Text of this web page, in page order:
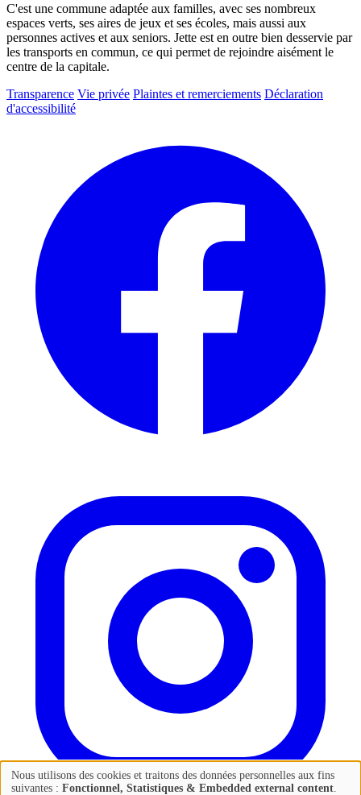
C'est une commune adaptée aux familles, avec ses nombreux
espaces verts, ses aires de jeux et ses écoles, mais aussi aux
personnes actives et aux seniors. Jette est en outre bien desservie par
les transports en commun, ce qui permet de rejoindre aisément le
centre de la capitale.
Transparence Vie privée Plaintes et remerciements Déclaration
d'accessibilité
Utilisation
Nous utilisons des cookies et traitons des données personnelles aux fins
suivantes : Fonctionnel, Statistiques & Embedded external content